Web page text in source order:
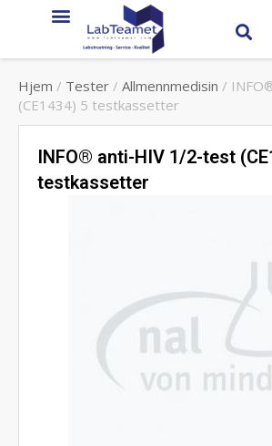
Hjem / Tester / Allmennmedisin /
(CE1434) 5 testkassetter
INFO® anti-HIV 1/2-test
testkassetter